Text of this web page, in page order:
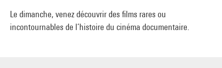
Le dimanche, venez découvrir des films rares ou
incontournables de l’histoire du cinéma documentaire.